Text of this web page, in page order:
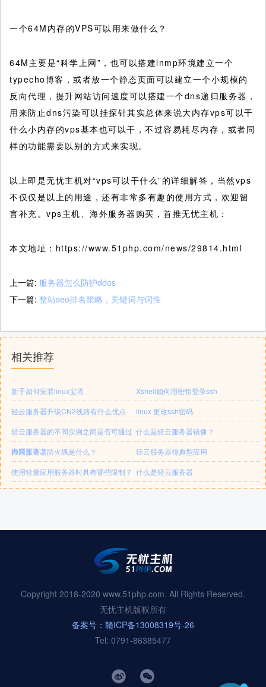
一个64M内存的VPS可以用来做什么？
64M主要是“科学上网”，也可以搭建lnmp环境建立一个
typecho博客，或者放一个静态页面可以建立一个小规模的
反向代理，提升网站访问速度可以搭建一个dns递归服务器，
用来防止dns污染可以挂探针其实总体来说大内存vps可以干
什么小内存的vps基本也可以干，不过容易耗尽内存，或者同
样的功能需要以别的方式来实现。
以上即是无忧主机对“vps可以干什么”的详细解答，当然vps
不仅仅是以上的用途，还有非常多有趣的使用方式，欢迎留
言补充。vps主机、海外服务器购买，首推无忧主机：
本文地址：https://www.51php.com/news/29814.html
上一篇: 服务器怎么防护ddos
下一篇: 整站seo排名策略，关键词与词性
相关推荐
新手如何安装linux宝塔
Xshell如何用密钥登录ssh
轻云服务器升级CN2线路有什么优点
linux 更改ssh密码
轻云服务器的不同实例之间是否可通过
内网互访？
什么是轻云服务器镜像？
轻云服务器防火墙是什么？
轻云服务器得典型应用
使用轻量应用服务器时具有哪些限制？ 什么是轻云服务器
Copyright 2018-2020 www.51php.com. All Rights Reserved.
无忧主机版权所有
备案号：赣ICP备13008319号-26
Tel: 0791-86385477